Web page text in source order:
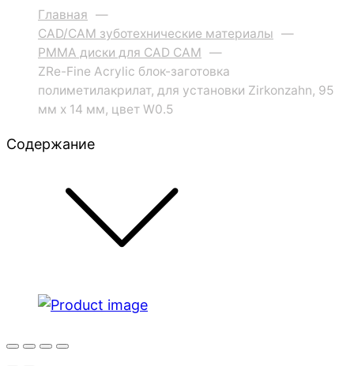
Главная —
CAD/CAM зуботехнические материалы —
PMMA диски для CAD CAM —
ZRe-Fine Acrylic блок-заготовка
полиметилакрилат, для установки Zirkonzahn, 95
мм x 14 мм, цвет W0.5
Содержание